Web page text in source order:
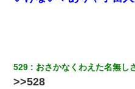
【悲報】姉と入浴中に大きくな
送ったんだが→
529 おさかなくわえた名無し
>>528